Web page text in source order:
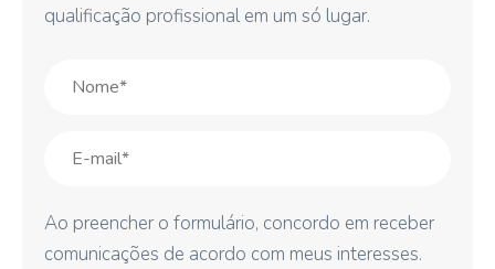
qualificação profissional em um só lugar.
Ao preencher o formulário, concordo em receber
comunicações de acordo com meus interesses.